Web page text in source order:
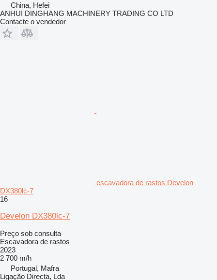
China, Hefei
ANHUI DINGHANG MACHINERY TRADING CO LTD
Contacte o vendedor
escavadora de rastos Develon
DX380lc-7
16
Develon DX380lc-7
Preço sob consulta
Escavadora de rastos
2023
2 700 m/h
Portugal, Mafra
Ligação Directa, Lda